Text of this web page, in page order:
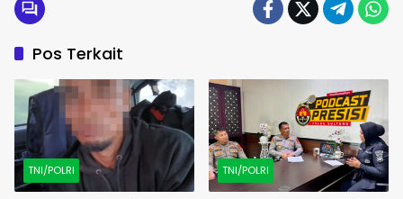
Pos Terkait
TNI/POLRI TNI/POLRI